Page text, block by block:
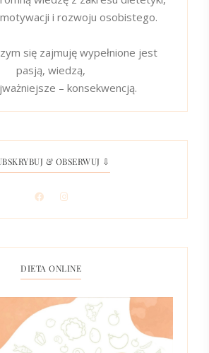
i rozwoju osobistego.
się zajmuję wypełnione jest
pasją, wiedzą,
– konsekwencją.
& OBSERWUJ ⇩
DIETA ONLINE